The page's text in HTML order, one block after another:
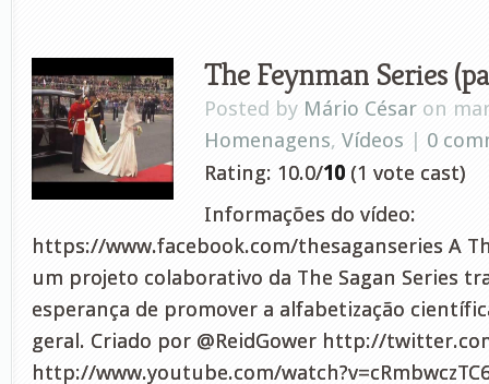
The Feynman Series
Posted by Mário César on
Homenagens, Vídeos | 0
Rating: 10.0/10 (1 vote cast)
Informações do vídeo:
https://www.facebook.com/thesaganseries A
um projeto colaborativo da The Sagan Series
esperança de promover a alfabetização
geral. Criado por @ReidGower http://
http://www.youtube.com/